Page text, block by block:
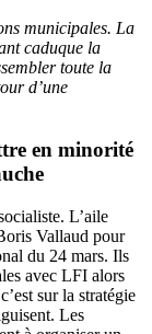
municipales. La
caduque la
toute la
d’une
en minorité
L’aile
Vallaud pour
du 24 mars. Ils
avec LFI alors
sur la stratégie
Les